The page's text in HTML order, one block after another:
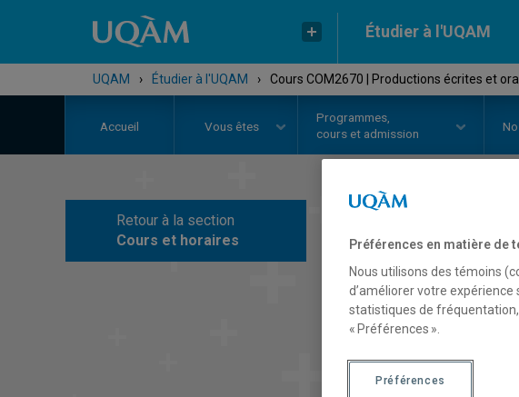
Étudier à l'UQAM
UQAM › Étudier à l'UQAM › Cours COM2670 | Productions écrites et
Accueil Vous êtes
Programmes,
cours et admission
Retour à la section
Cours et horaires
COURS//
Préférences en matière de
Nous utilisons des témoins
d’améliorer votre expérience
statistiques de
« Préférences ».
Préférences